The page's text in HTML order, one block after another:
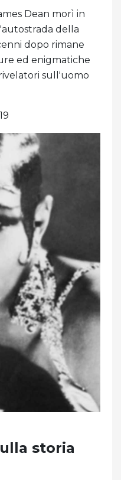
Dean morì in
della
dopo rimane
ed enigmatiche
sull'uomo
storia